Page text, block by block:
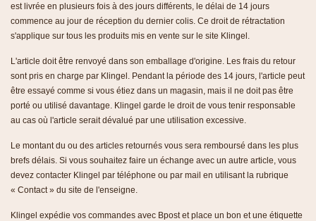
est livrée en plusieurs fois à des jours différents, le délai de 14 jours
commence au jour de réception du dernier colis. Ce droit de rétractation
s'applique sur tous les produits mis en vente sur le site Klingel.
L'article doit être renvoyé dans son emballage d'origine. Les frais du retour
sont pris en charge par Klingel. Pendant la période des 14 jours, l'article peut
être essayé comme si vous étiez dans un magasin, mais il ne doit pas être
porté ou utilisé davantage. Klingel garde le droit de vous tenir responsable
au cas où l'article serait dévalué par une utilisation excessive.
Le montant du ou des articles retournés vous sera remboursé dans les plus
brefs délais. Si vous souhaitez faire un échange avec un autre article, vous
devez contacter Klingel par téléphone ou par mail en utilisant la rubrique
« Contact » du site de l'enseigne.
Klingel expédie vos commandes avec Bpost et place un bon et une étiquette